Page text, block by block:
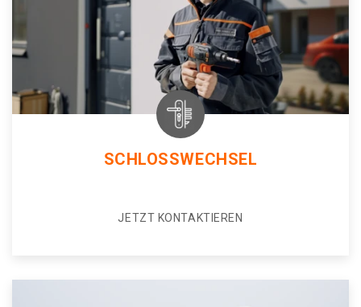
SCHLOSSWECHSEL
JETZT KONTAKTIEREN